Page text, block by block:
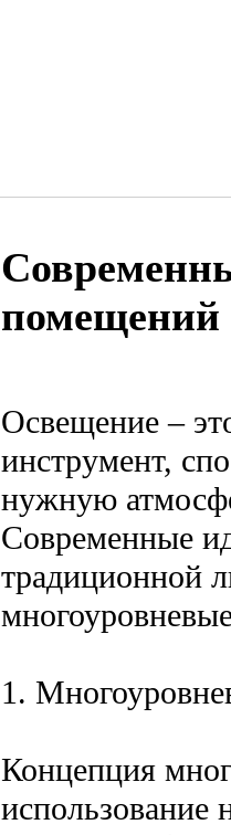
помещений
Освещение –
инструмент,
нужную
Современные
традиционной
1.
Концепция
использование